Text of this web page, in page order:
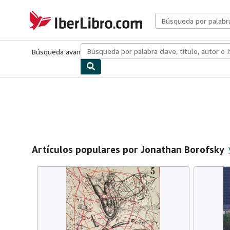
IberLibro.com
Búsqueda avanzadaColecciones Libros antiguosArte y
Artículos populares por Jonathan Borofsky